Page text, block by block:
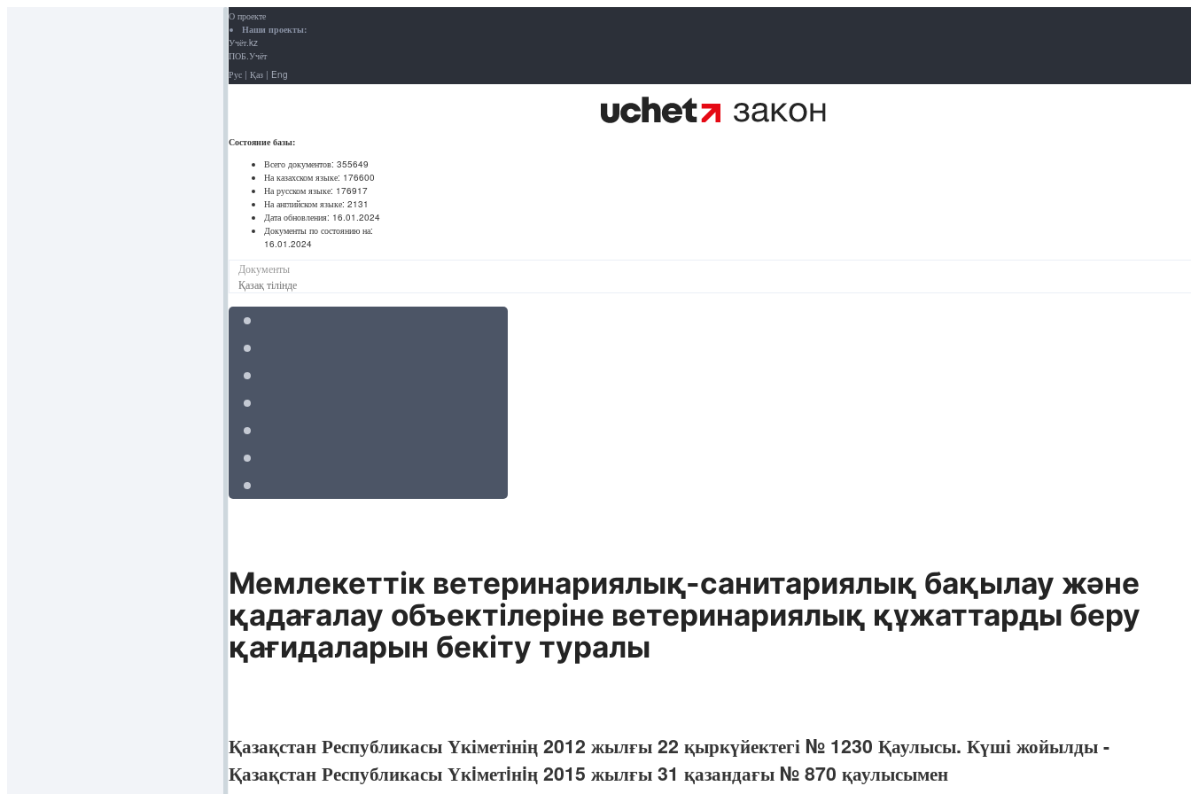
О проекте
Наши проекты:
Учёт.kz
ПОБ.Учёт
Рус | Қаз | Eng
Состояние базы:
Всего документов: 355649
На казахском языке: 176600
На русском языке: 176917
На английском языке: 2131
Дата обновления: 16.01.2024
Документы по состоянию на:
16.01.2024
Документы
Қазақ тілінде
Мемлекеттік ветеринариялық-санитариялық бақылау және
қадағалау объектілеріне ветеринариялық құжаттарды беру
қағидаларын бекіту туралы
Қазақстан Республикасы Үкіметінің 2012 жылғы 22 қыркүйектегі № 1230 Қаулысы. Күші жойылды -
Қазақстан Республикасы Үкiметiнiң 2015 жылғы 31 қазандағы № 870 қаулысымен